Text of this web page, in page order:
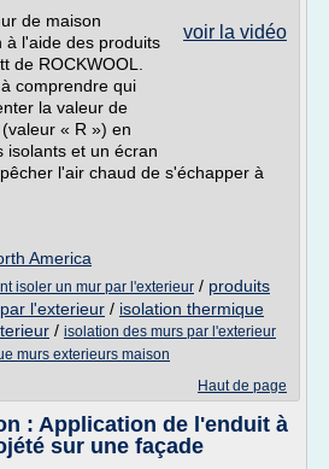
voir la vidéo
de maison
à l'aide des produits
de ROCKWOOL.
comprendre qui
la valeur de
« R ») en
isolants et un écran
l'air chaud de s'échapper à
America
isoler un mur par l'exterieur / produits
l'exterieur / isolation thermique
/ isolation des murs par l'exterieur
murs exterieurs maison
Haut de page
: Application de l'enduit à
sur une façade